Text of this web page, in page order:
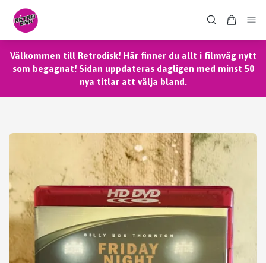
Välkommen till Retrodisk! Här finner du allt i filmväg nytt
som begagnat! Sidan uppdateras dagligen med minst 50
nya titlar att välja bland.